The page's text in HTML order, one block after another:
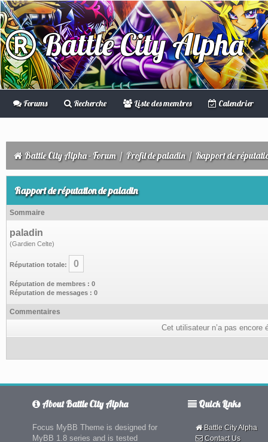
Battle City Alpha
Forums Recherche Liste des membres Calendrier
Battle City Alpha - Forum/ Profil de paladin / Rapport de
Rapport de réputation de paladin
Sommaire
paladin
(Gardien Celte)
Réputation totale: 0
Réputation de membres : 0
Réputation de messages : 0
Commentaires
Cet utilisateur n’a pas
About Battle City Alpha
Focus MyBB Theme is designed for
MyBB 1.8 series and is tested
Quick Links
Battle City Alpha
Contact Us